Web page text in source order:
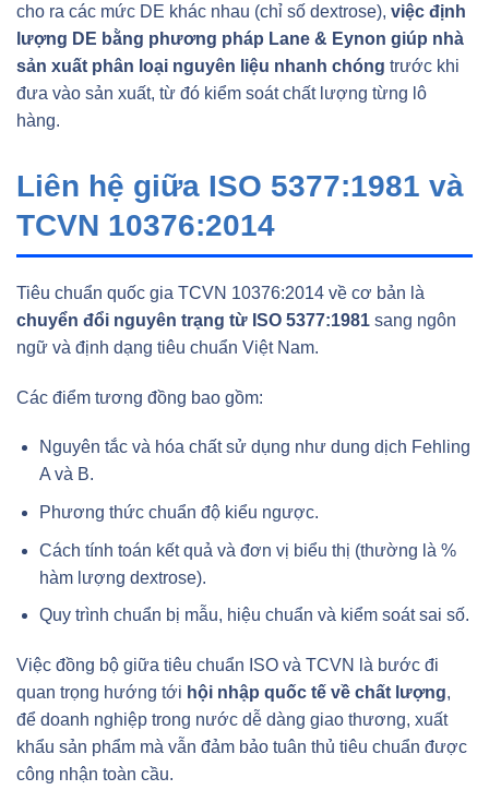
cho ra các mức DE khác nhau (chỉ số dextrose), việc định
lượng DE bằng phương pháp Lane & Eynon giúp nhà
sản xuất phân loại nguyên liệu nhanh chóng trước khi
đưa vào sản xuất, từ đó kiểm soát chất lượng từng lô
hàng.
Liên hệ giữa ISO 5377:1981 và
TCVN 10376:2014
Tiêu chuẩn quốc gia TCVN 10376:2014 về cơ bản là
chuyển đổi nguyên trạng từ ISO 5377:1981 sang ngôn
ngữ và định dạng tiêu chuẩn Việt Nam.
Các điểm tương đồng bao gồm:
Nguyên tắc và hóa chất sử dụng như dung dịch Fehling
A và B.
Phương thức chuẩn độ kiểu ngược.
Cách tính toán kết quả và đơn vị biểu thị (thường là %
hàm lượng dextrose).
Quy trình chuẩn bị mẫu, hiệu chuẩn và kiểm soát sai số.
Việc đồng bộ giữa tiêu chuẩn ISO và TCVN là bước đi
quan trọng hướng tới hội nhập quốc tế về chất lượng,
để doanh nghiệp trong nước dễ dàng giao thương, xuất
khẩu sản phẩm mà vẫn đảm bảo tuân thủ tiêu chuẩn được
công nhận toàn cầu.